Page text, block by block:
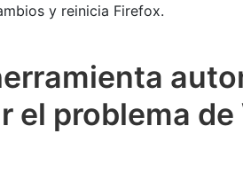
y reinicia Firefox.
el problema